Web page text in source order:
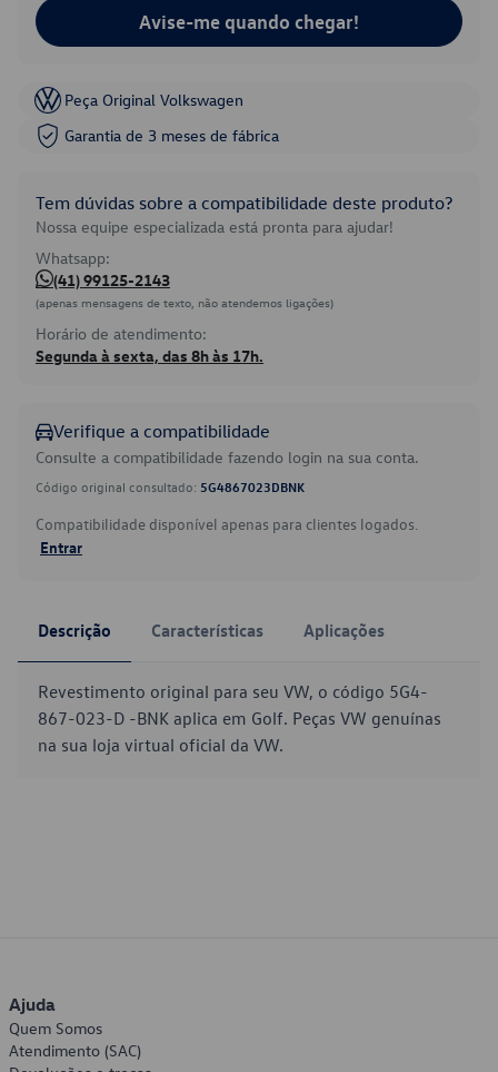
Avise-me quando chegar!
Peça Original Volkswagen
Garantia de 3 meses de fábrica
Tem dúvidas sobre a compatibilidade deste produto?
Nossa equipe especializada está pronta para ajudar!
Whatsapp:
(41) 99125-2143
(apenas mensagens de texto, não atendemos ligações)
Horário de atendimento:
Segunda à sexta, das 8h às 17h.
Verifique a compatibilidade
Consulte a compatibilidade fazendo login na sua conta.
Código original consultado: 5G4867023DBNK
Compatibilidade disponível apenas para clientes logados.
Entrar
Descrição Características Aplicações
Revestimento original para seu VW, o código 5G4-
867-023-D -BNK aplica em Golf. Peças VW genuínas
na sua loja virtual oficial da VW.
Ajuda
Quem Somos
Atendimento (SAC)